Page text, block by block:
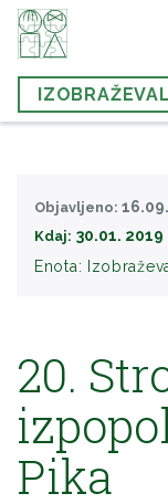
Objavljeno:
Kdaj: 30.01. 2019
Enota:
20.
Pika